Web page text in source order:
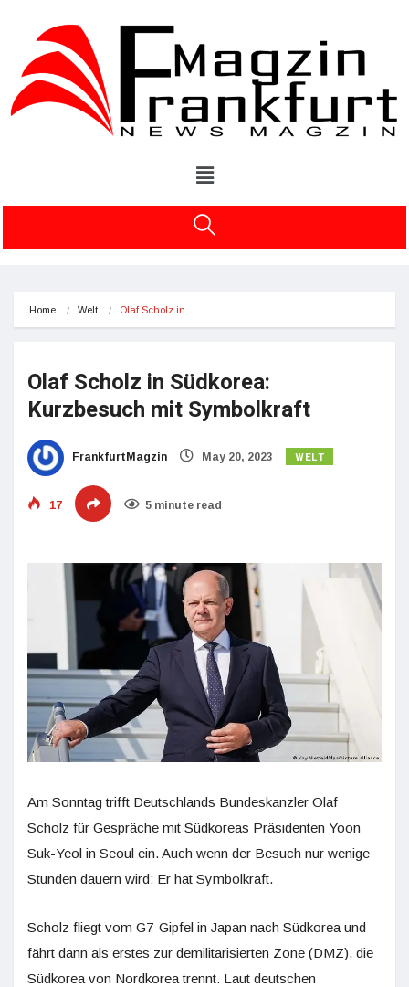
Home Welt Olaf Scholz in…
Olaf Scholz in Südkorea:
Kurzbesuch mit Symbolkraft
FrankfurtMagzin May 20, 2023 WELT
17 5 minute read
Am Sonntag trifft Deutschlands Bundeskanzler Olaf
Scholz für Gespräche mit Südkoreas Präsidenten Yoon
Suk-Yeol in Seoul ein. Auch wenn der Besuch nur wenige
Stunden dauern wird: Er hat Symbolkraft.
Scholz fliegt vom G7-Gipfel in Japan nach Südkorea und
fährt dann als erstes zur demilitarisierten Zone (DMZ), die
Südkorea von Nordkorea trennt. Laut deutschen